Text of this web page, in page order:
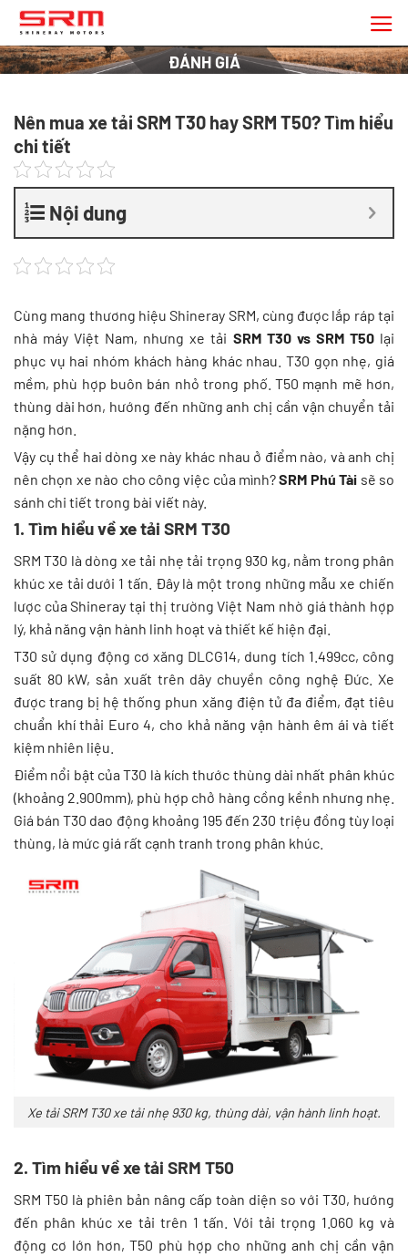
Chuyển
đến
nội
dung
ĐÁNH GIÁ
Nên mua xe tải SRM T30 hay SRM T50? Tìm hiểu
chi tiết
Nội dung
Cùng mang thương hiệu Shineray SRM, cùng được lắp ráp tại
nhà máy Việt Nam, nhưng xe tải SRM T30 vs SRM T50lại
phục vụ hai nhóm khách hàng khác nhau. T30 gọn nhẹ, giá
mềm, phù hợp buôn bán nhỏ trong phố. T50 mạnh mẽ hơn,
thùng dài hơn, hướng đến những anh chị cần vận chuyển tải
nặng hơn.
Vậy cụ thể hai dòng xe này khác nhau ở điểm nào, và anh chị
nên chọn xe nào cho công việc của mình?SRM Phú Tài sẽ so
sánh chi tiết trong bài viết này.
1. Tìm hiểu về xe tải SRM T30
SRM T30 là dòng xe tải nhẹ tải trọng 930 kg, nằm trong phân
khúc xe tải dưới 1 tấn. Đây là một trong những mẫu xe chiến
lược của Shineray tại thị trường Việt Nam nhờ giá thành hợp
lý, khả năng vận hành linh hoạt và thiết kế hiện đại.
T30 sử dụng động cơ xăng DLCG14, dung tích 1.499cc, công
suất 80 kW, sản xuất trên dây chuyền công nghệ Đức. Xe
được trang bị hệ thống phun xăng điện tử đa điểm, đạt tiêu
chuẩn khí thải Euro 4, cho khả năng vận hành êm ái và tiết
kiệm nhiên liệu.
Điểm nổi bật của T30 là kích thước thùng dài nhất phân khúc
(khoảng 2.900mm), phù hợp chở hàng cồng kềnh nhưng nhẹ.
Giá bán T30 dao động khoảng 195 đến 230 triệu đồng tùy loại
thùng, là mức giá rất cạnh tranh trong phân khúc.
Xe tải SRM T30 xe tải nhẹ 930 kg, thùng dài, vận hành linh hoạt.
2. Tìm hiểu về xe tải SRM T50
SRM T50 là phiên bản nâng cấp toàn diện so với T30, hướng
đến phân khúc xe tải trên 1 tấn. Với tải trọng 1.060 kg và
động cơ lớn hơn, T50 phù hợp cho những anh chị cần vận